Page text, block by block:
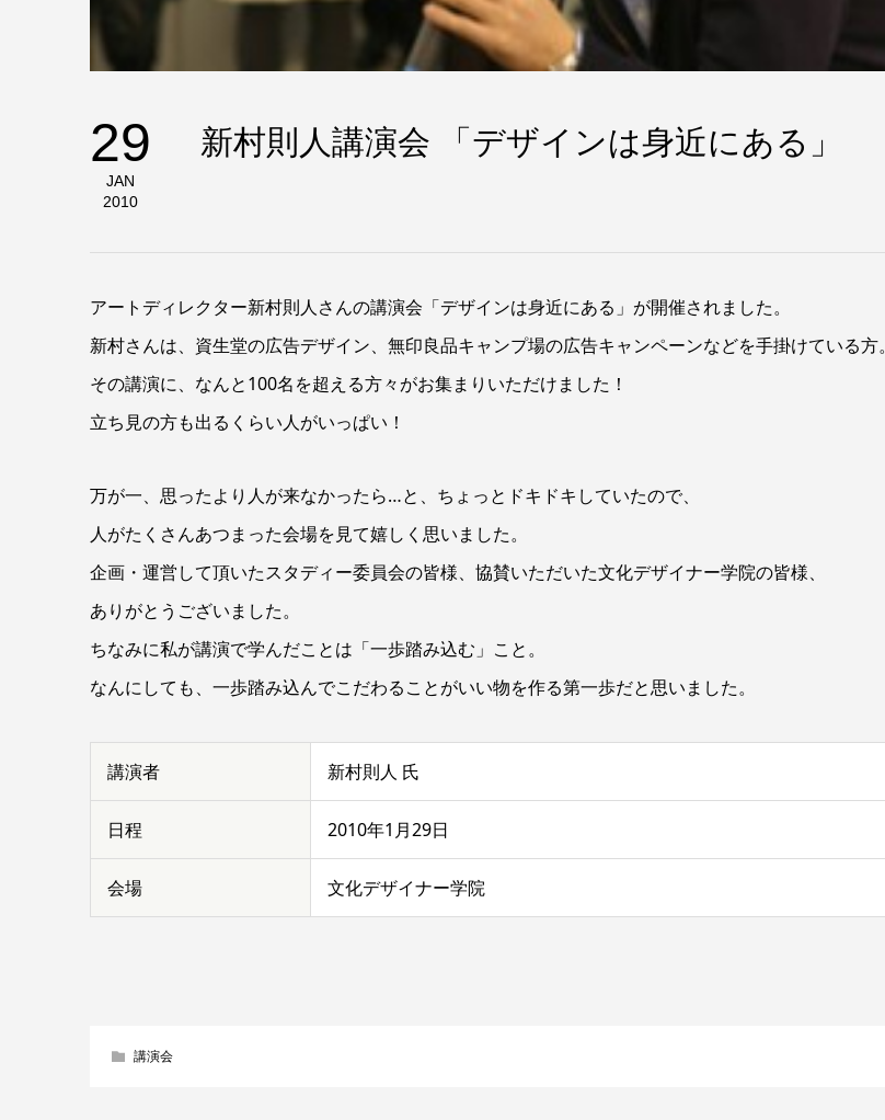
29
JAN
2010
新村則人講演会 「デザインは身近にある」
アートディレクター新村則人さんの講演会「デザインは身近にある」が開催されました。
新村さんは、資生堂の広告デザイン、無印良品キャンプ場の広告キャンペーンなどを手掛けている方。
その講演に、なんと100名を超える方々がお集まりいただけました！
立ち見の方も出るくらい人がいっぱい！
万が一、思ったより人が来なかったら…と、ちょっとドキドキしていたので、
人がたくさんあつまった会場を見て嬉しく思いました。
企画・運営して頂いたスタディー委員会の皆様、協賛いただいた文化デザイナー学院の皆様、
ありがとうございました。
ちなみに私が講演で学んだことは「一歩踏み込む」こと。
なんにしても、一歩踏み込んでこだわることがいい物を作る第一歩だと思いました。
講演者 新村則人 氏
日程 2010年1月29日
会場 文化デザイナー学院
講演会